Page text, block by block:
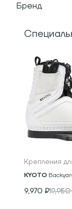
Бренд
Крепления
KYOTO
9,970 ₽19,950